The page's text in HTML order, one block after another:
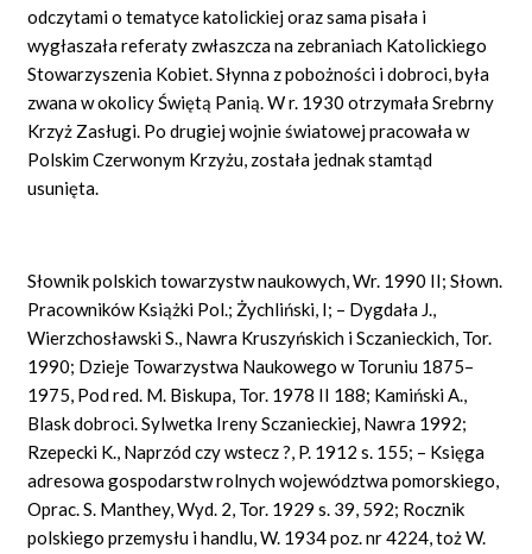
odczytami o tematyce katolickiej oraz sama pisała i
wygłaszała referaty zwłaszcza na zebraniach Katolickiego
Stowarzyszenia Kobiet. Słynna z pobożności i dobroci, była
zwana w okolicy Świętą Panią. W r. 1930 otrzymała Srebrny
Krzyż Zasługi. Po drugiej wojnie światowej pracowała w
Polskim Czerwonym Krzyżu, została jednak stamtąd
usunięta.
Słownik polskich towarzystw naukowych, Wr. 1990 II; Słown.
Pracowników Książki Pol.; Żychliński, I; – Dygdała J.,
Wierzchosławski S., Nawra Kruszyńskich i Sczanieckich, Tor.
1990; Dzieje Towarzystwa Naukowego w Toruniu 1875–
1975, Pod red. M. Biskupa, Tor. 1978 II 188; Kamiński A.,
Blask dobroci. Sylwetka Ireny Sczanieckiej, Nawra 1992;
Rzepecki K., Naprzód czy wstecz ?, P. 1912 s. 155; – Księga
adresowa gospodarstw rolnych województwa pomorskiego,
Oprac. S. Manthey, Wyd. 2, Tor. 1929 s. 39, 592; Rocznik
polskiego przemysłu i handlu, W. 1934 poz. nr 4224, toż W.